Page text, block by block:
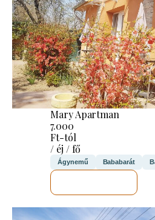
Mary Apartman
7.000
Ft-tól
/ éj / fő
Ágynemű Bababarát